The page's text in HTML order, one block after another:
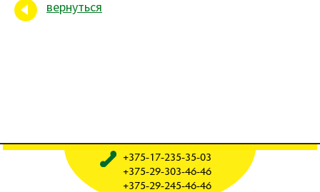
вернуться
+375-17-235-35-03
+375-29-303-46-46
+375-29-245-46-46